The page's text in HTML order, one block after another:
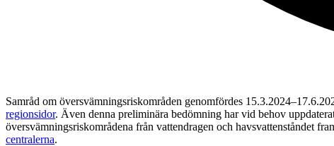
Samråd om översvämningsriskområden genomfördes
regionsidor. Även denna preliminära bedömning har vid behov
översvämningsriskområdena från vattendragen och havsvattenståndet
centralerna.